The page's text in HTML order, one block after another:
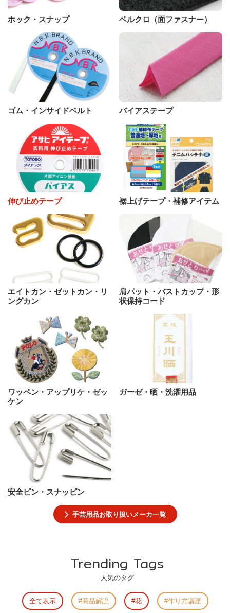
ホック・スナップ ベルクロ（面ファスナー）
ゴム・インサイドベルト バイアステープ
伸び止めテープ 裾上げテープ・補修アイテム
エイトカン・ゼットカン・リ
ングカン
肩パット・バストカップ・形
状保持コード
ワッペン・アップリケ・ゼッ
ケン
ガーゼ・晒・洗濯用品
安全ピン・スナッピン
手芸用品お取り扱いメーカ一覧
Trending Tags
人気のタグ
全て表示 商品解説 花 作り方講座